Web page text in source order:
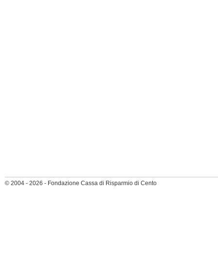
© 2004 - 2026 - Fondazione Cassa di Risparmio di Cento